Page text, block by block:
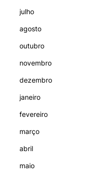
julho
agosto
outubro
novembro
dezembro
janeiro
fevereiro
março
abril
maio